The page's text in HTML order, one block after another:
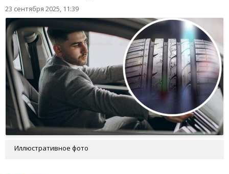
23 сентября 2025, 11:39
Иллюстративное фото